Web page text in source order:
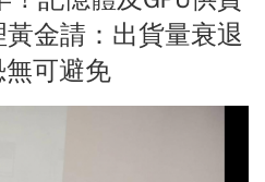
金請：出貨量衰退
無可避免